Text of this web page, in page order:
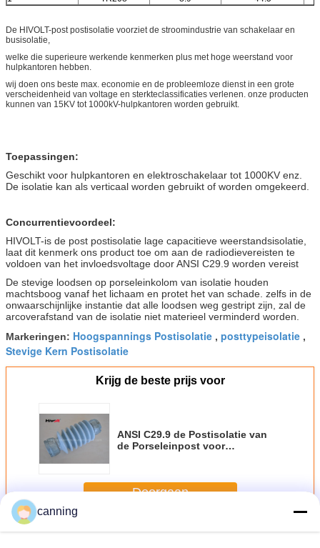
De HIVOLT-post postisolatie voorziet de stroomindustrie van schakelaar en
busisolatie,
welke die superieure werkende kenmerken plus met hoge weerstand voor
hulpkantoren hebben.
wij doen ons beste max. economie en de probleemloze dienst in een grote
verscheidenheid van voltage en sterkteclassificaties verlenen. onze producten
kunnen van 15KV tot 1000kV-hulpkantoren worden gebruikt.
Toepassingen:
Geschikt voor hulpkantoren en elektroschakelaar tot 1000KV enz.
De isolatie kan als verticaal worden gebruikt of worden omgekeerd.
Concurrentievoordeel:
HIVOLT-is de post postisolatie lage capacitieve weerstandsisolatie,
laat dit kenmerk ons product toe om aan de radiodievereisten te
voldoen van het invloedsvoltage door ANSI C29.9 worden vereist
De stevige loodsen op porseleinkolom van isolatie houden
machtsboog vanaf het lichaam en protet het van schade. zelfs in de
onwaarschijnlijke instantie dat alle loodsen weg gestript zijn, zal de
arcoverafstand van de isolatie niet materieel verminderd worden.
Markeringen: Hoogspannings Postisolatie , posttypeisolatie ,
Stevige Kern Postisolatie
Krijg de beste prijs voor
ANSI C29.9 de Postisolatie van
de Porseleinpost voor
Doorgaan
MeerPost postisolatie
canning